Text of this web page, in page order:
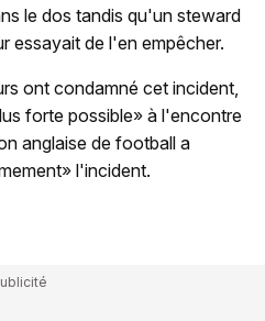
le dos tandis qu'un steward
essayait de l'en empêcher.
ont condamné cet incident,
forte possible» à l'encontre
anglaise de football a
l'incident.